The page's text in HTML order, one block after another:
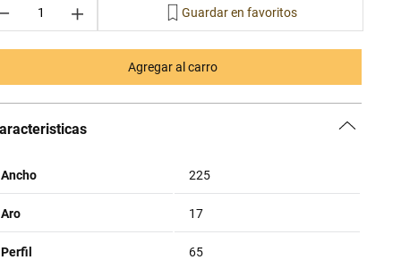
＋
Agregar al carro
Ancho 225
Aro 17
Perfil 65